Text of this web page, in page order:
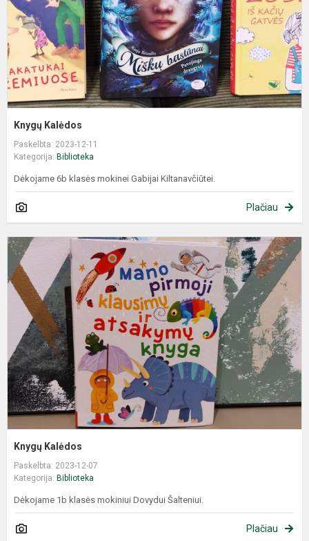
Knygų Kalėdos
Paskelbta: 2023-12-11
Kategorija: Biblioteka
Dėkojame 6b klasės mokinei Gabijai Kiltanavčiūtei.
Plačiau
Knygų Kalėdos
Paskelbta: 2023-12-07
Kategorija: Biblioteka
Dėkojame 1b klasės mokiniui Dovydui Šalteniui.
Plačiau